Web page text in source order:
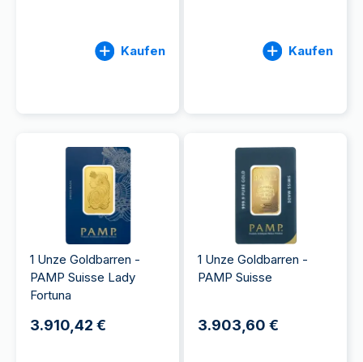
Kaufen Kaufen
1 Unze Goldbarren -
PAMP Suisse Lady
Fortuna
3.910,42 €
1 Unze Goldbarren -
PAMP Suisse
3.903,60 €